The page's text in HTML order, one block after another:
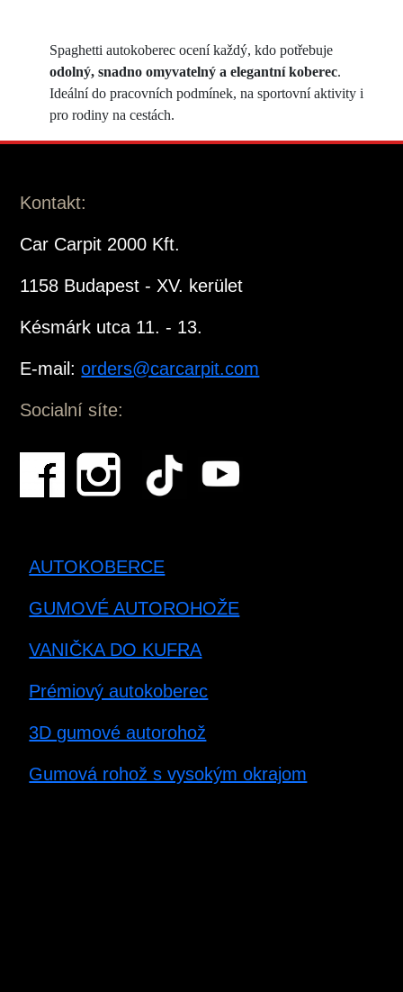
Spaghetti autokoberec ocení každý, kdo potřebuje
odolný, snadno omyvatelný a elegantní koberec.
Ideální do pracovních podmínek, na sportovní aktivity i
pro rodiny na cestách.
Kontakt:
Car Carpit 2000 Kft.
1158 Budapest - XV. kerület
Késmárk utca 11. - 13.
E-mail:orders@carcarpit.com
Socialní síte:
AUTOKOBERCE
GUMOVÉ AUTOROHOŽE
VANIČKA DO KUFRA
Prémiový autokoberec
3D gumové autorohož
Gumová rohož s vysokým okrajom